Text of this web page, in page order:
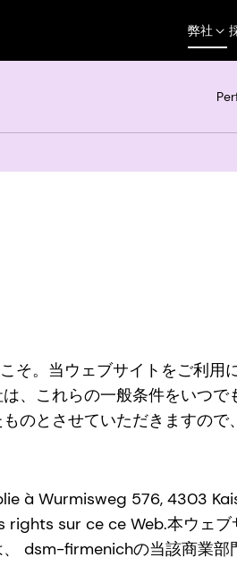
弊社
。当ウェブサイトをご利用
、これらの一般条件をいつ
のとさせていただきますの
à Wurmisweg 576, 4303
rights sur ce ce Web.本ウェ
dsm-firmenichの当該商業